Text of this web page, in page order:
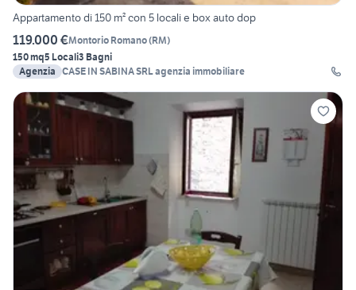
Appartamento di 150 m² con 5 locali e box auto dop
119.000 €Montorio Romano(RM)
150 mq5 Locali3 Bagni
Agenzia CASE IN SABINA SRL agenzia immobiliare